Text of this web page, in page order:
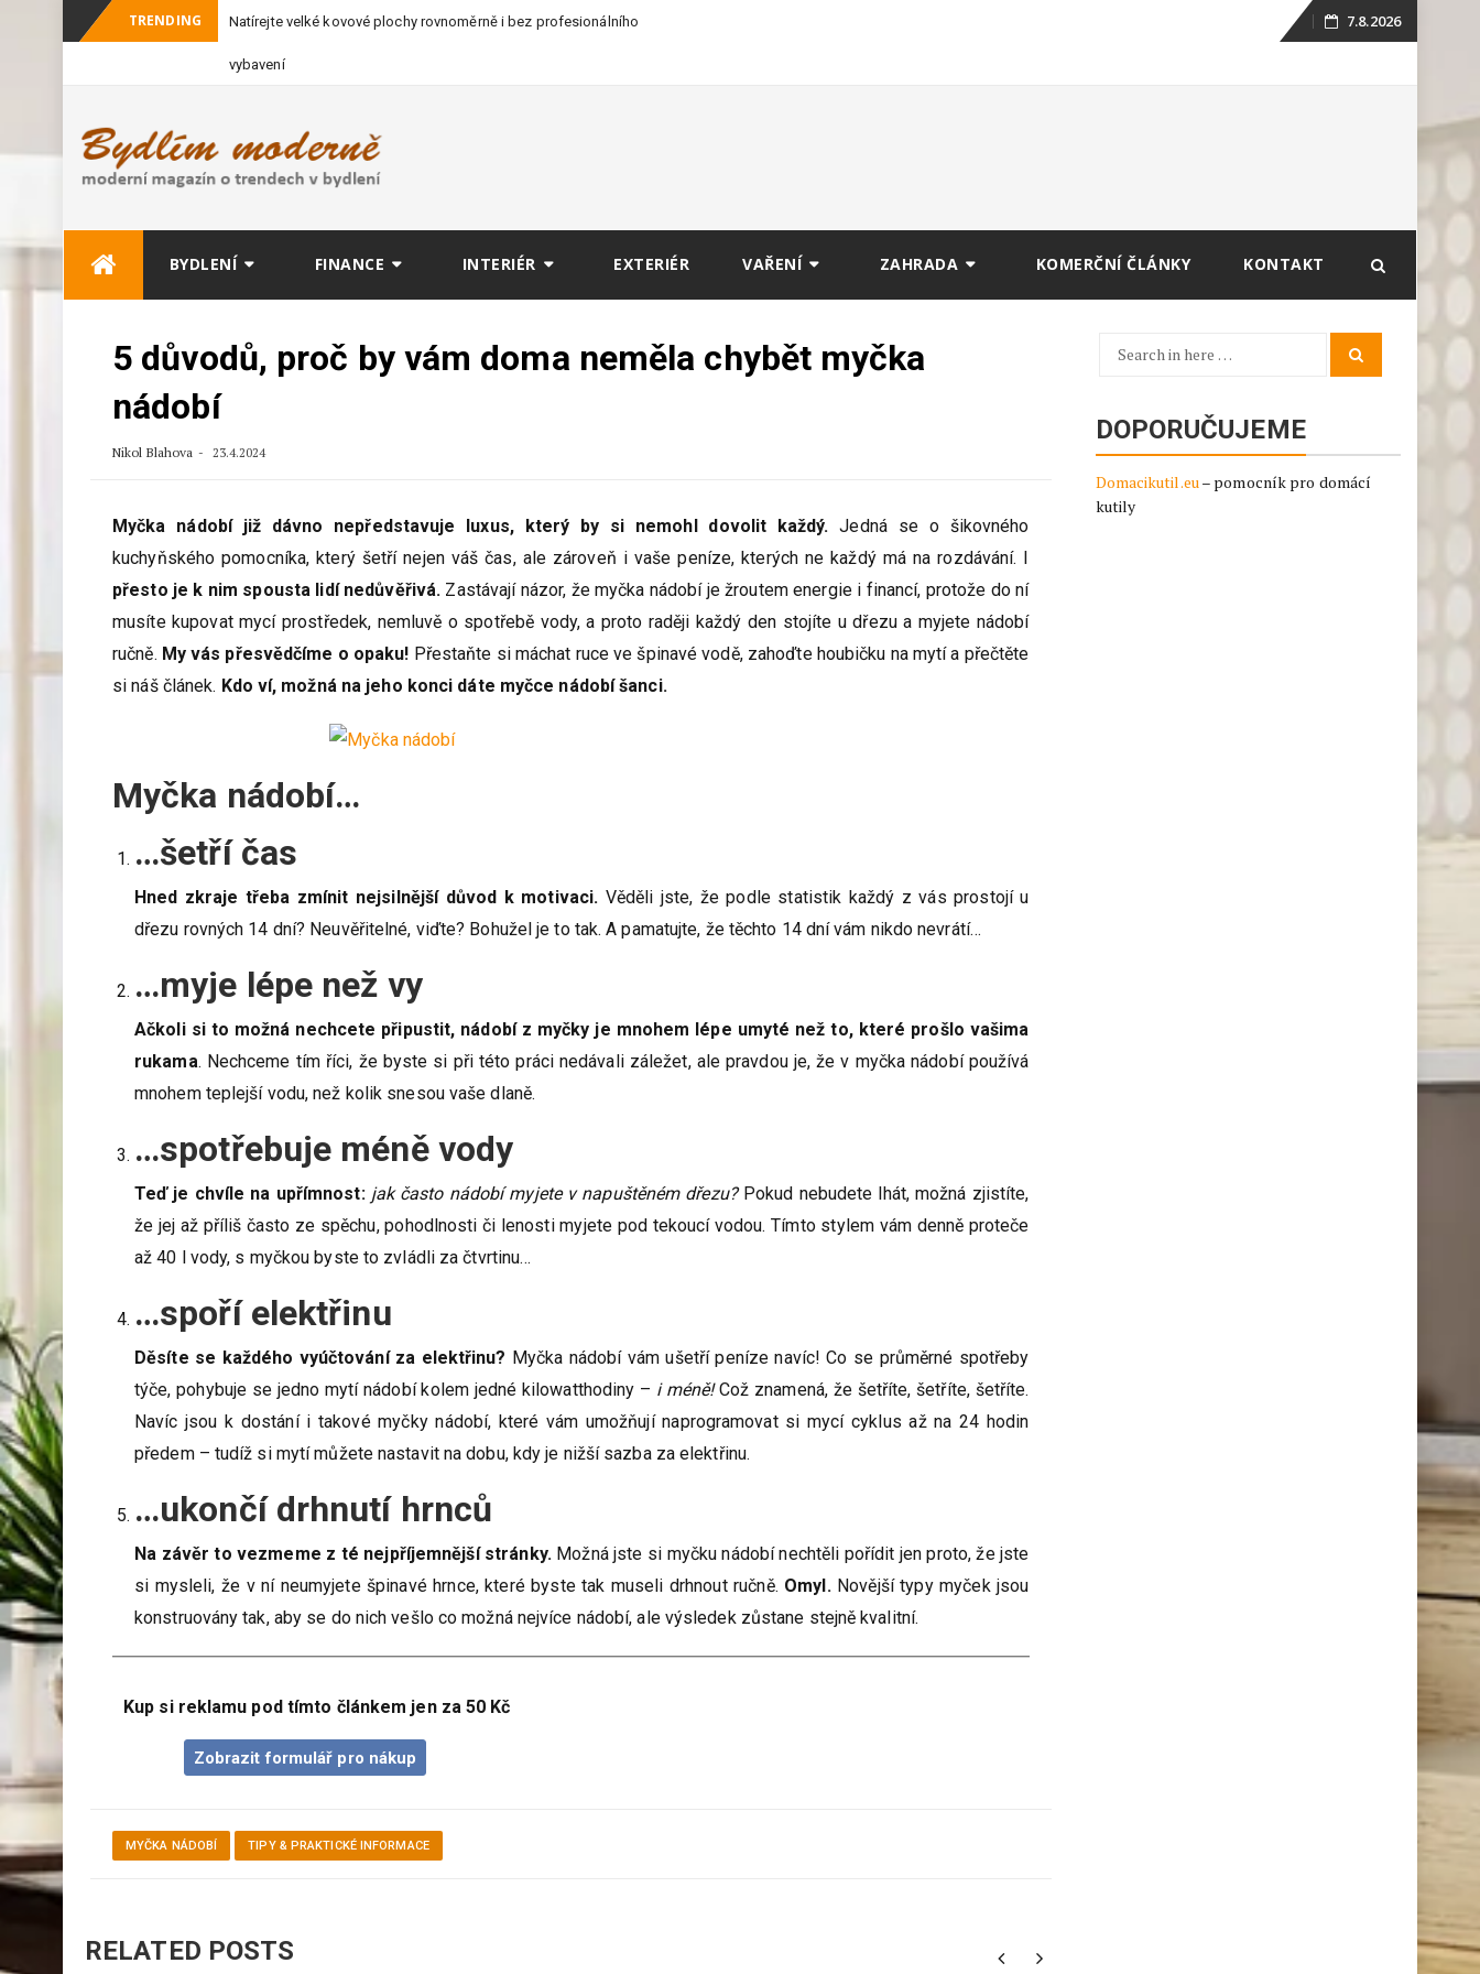
TRENDING Natírejte velké kovové plochy rovnoměrně i bez profesionálního
vybavení
Skip
7.8.2026
BYDLENÍ FINANCE INTERIÉR EXTERIÉR VAŘENÍ ZAHRADA KOMERČNÍ ČLÁNKY KONTAKT
5 důvodů, proč by vám doma neměla chybět myčka
nádobí
Nikol Blahova 23.4.2024
Myčka nádobí již dávno nepředstavuje luxus, který by si nemohl dovolit každý.Jedná se o šikovného
kuchyňského pomocníka, který šetří nejen váš čas, ale zároveň i vaše peníze, kterých ne každý má na rozdávání. I
přesto je k nim spousta lidí nedůvěřivá. Zastávají názor, že myčka nádobí je žroutem energie i financí, protože do ní
musíte kupovat mycí prostředek, nemluvě o spotřebě vody, a proto raději každý den stojíte u dřezu a myjete nádobí
ručně. My vás přesvědčíme o opaku! Přestaňte si máchat ruce ve špinavé vodě, zahoďte houbičku na mytí a přečtěte
si náš článek. Kdo ví, možná na jeho konci dáte myčce nádobí šanci.
Myčka nádobí…
…šetří čas
Hned zkraje třeba zmínit nejsilnější důvod k motivaci. Věděli jste, že podle statistik každý z vás prostojí u
dřezu rovných 14 dní? Neuvěřitelné, viďte? Bohužel je to tak. A pamatujte, že těchto 14 dní vám nikdo nevrátí…
…myje lépe než vy
Ačkoli si to možná nechcete připustit, nádobí z myčky je mnohem lépe umyté než to, které prošlo vašima
rukama. Nechceme tím říci, že byste si při této práci nedávali záležet, ale pravdou je, že v myčka nádobí používá
mnohem teplejší vodu, než kolik snesou vaše dlaně.
…spotřebuje méně vody
Teď je chvíle na upřímnost:jak často nádobí myjete v napuštěném dřezu?Pokud nebudete lhát, možná zjistíte,
že jej až příliš často ze spěchu, pohodlnosti či lenosti myjete pod tekoucí vodou. Tímto stylem vám denně proteče
až 40 l vody, s myčkou byste to zvládli za čtvrtinu…
…spoří elektřinu
Děsíte se každého vyúčtování za elektřinu? Myčka nádobí vám ušetří peníze navíc! Co se průměrné spotřeby
týče, pohybuje se jedno mytí nádobí kolem jedné kilowatthodiny – i méně!Což znamená, že šetříte, šetříte, šetříte.
Navíc jsou k dostání i takové myčky nádobí, které vám umožňují naprogramovat si mycí cyklus až na 24 hodin
předem – tudíž si mytí můžete nastavit na dobu, kdy je nižší sazba za elektřinu.
…ukončí drhnutí hrnců
Na závěr to vezmeme z té nejpříjemnější stránky.Možná jste si myčku nádobí nechtěli pořídit jen proto, že jste
si mysleli, že v ní neumyjete špinavé hrnce, které byste tak museli drhnout ručně. Omyl.Novější typy myček jsou
konstruovány tak, aby se do nich vešlo co možná nejvíce nádobí, ale výsledek zůstane stejně kvalitní.
Kup si reklamu pod tímto článkem jen za 50 Kč
Zobrazit formulář pro nákup
MYČKA NÁDOBÍ TIPY & PRAKTICKÉ INFORMACE
RELATED POSTS
Search
DOPORUČUJEME
Domacikutil.eu– pomocník pro domácí
kutily